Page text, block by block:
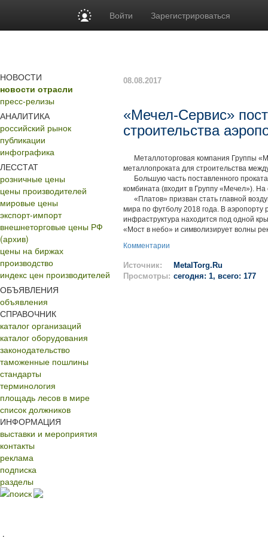
Войти Зарегистрироваться
НОВОСТИ
новости отрасли
пресс-релизы
АНАЛИТИКА
российский рынок
публикации
инфографика
ЛЕССТАТ
розничные цены
цены производителей
мировые цены
экспорт-импорт
внешнеторговые цены РФ
(архив)
цены на биржах
производство
индекс цен производителей
ОБЪЯВЛЕНИЯ
объявления
СПРАВОЧНИК
каталог организаций
каталог оборудования
законодательство
таможенные пошлины
стандарты
терминология
площадь лесов в мире
список должников
ИНФОРМАЦИЯ
выставки и мероприятия
контакты
реклама
подписка
разделы
поиск
08.08.2017
«Мечел-Сервис»
строительства
Металлоторговая компания Группы
металлопроката для строительства
Большую часть поставленного проката
комбината (входит в Группу «Мечел»). На
«Платов» призван стать главной
мира по футболу 2018 года. В аэропорту
инфраструктура находится под одной
«Мост в небо» и символизирует волны
Комментарии
Источник:
MetalTorg.Ru
Просмотры: сегодня: 1, всего: 177